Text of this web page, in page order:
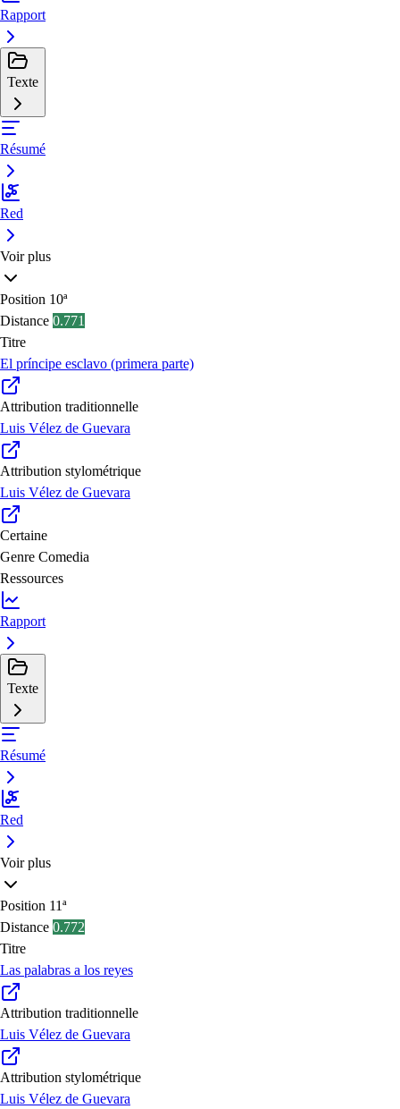
Rapport
Texte
Résumé
Red
Voir plus
Position 10ª
Distance 0.771
Titre
El príncipe esclavo (primera parte)
Attribution traditionnelle
Luis Vélez de Guevara
Attribution stylométrique
Luis Vélez de Guevara
Certaine
Genre Comedia
Ressources
Rapport
Texte
Résumé
Red
Voir plus
Position 11ª
Distance 0.772
Titre
Las palabras a los reyes
Attribution traditionnelle
Luis Vélez de Guevara
Attribution stylométrique
Luis Vélez de Guevara